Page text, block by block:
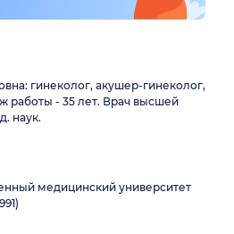
гинеколог, акушер-гинеколог,
работы - 35 лет. Врач высшей
наук.
медицинский университет